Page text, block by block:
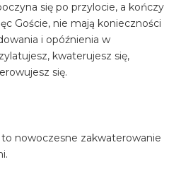
się po przylocie, a kończy
Goście, nie mają konieczności
i opóźnienia w
kwaterujesz się,
się.
nowoczesne zakwaterowanie